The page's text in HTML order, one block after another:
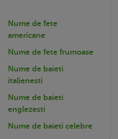
Nume de fete
americane
Nume de fete frumoase
Nume de baieti
italienesti
Nume de baieti
englezesti
Nume de baieti celebre